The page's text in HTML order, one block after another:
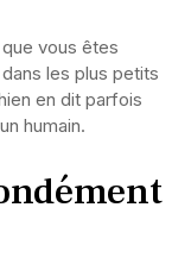
vous êtes
les plus petits
en dit parfois
humain.